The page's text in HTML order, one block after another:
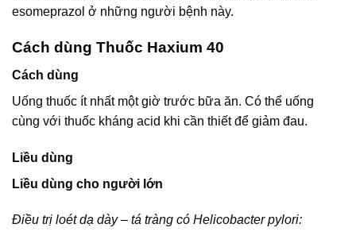
esomeprazol ở những người bệnh này.
Cách dùng Thuốc Haxium 40
Cách dùng
Uống thuốc ít nhất một giờ trước bữa ăn. Có thể uống
cùng với thuốc kháng acid khi cần thiết để giảm đau.
Liều dùng
Liều dùng cho người lớn
Điều trị loét dạ dày – tá tràng có Helicobacter pylori: